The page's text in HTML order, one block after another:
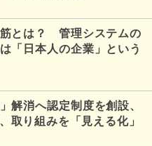
とは？ 管理システムの
「日本人の企業」という
解消へ認定制度を創設、
取り組みを「見える化」